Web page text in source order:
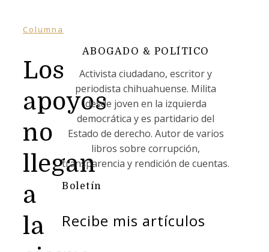
Columna
Los
apoyos
no
llegan
a
la
ABOGADO & POLÍTICO
Activista ciudadano, escritor y
periodista chihuahuense. Milita
desde joven en la izquierda
democrática y es partidario del
Estado de derecho. Autor de varios
libros sobre corrupción,
transparencia y rendición de cuentas.
Boletín
Recibe mis artículos